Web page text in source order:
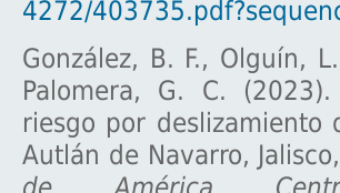
4272/
González, B. F., Olguín,
Palomera, G. C.
riesgo por
Autlán de Navarro,